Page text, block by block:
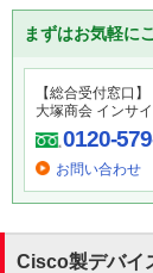
まずはお気軽に
【総合受付窓口】
大塚商会 インサ
0120-
お問い合わせ
Cisco製デバイ